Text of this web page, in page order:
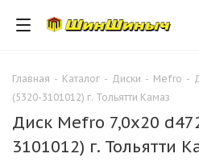
Главная - Каталог - Диски - Mefro -
(5320-3101012) г. Тольятти Камаз
Диск Mefro 7,0х20
3101012) г. Тольятти